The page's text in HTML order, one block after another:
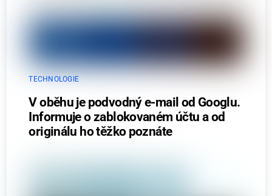
TECHNOLOGIE
V oběhu je podvodný e-mail od Googlu.
Informuje o zablokovaném účtu a od
originálu ho těžko poznáte